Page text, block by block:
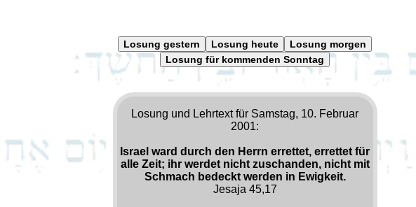
Losung gestern Losung heute
Losung morgen
Losung für kommenden Sonntag
Losung und Lehrtext für Samstag, 10. Februar
2001:
Israel ward durch den Herrn errettet, errettet für
alle Zeit; ihr werdet nicht zuschanden, nicht mit
Schmach bedeckt werden in Ewigkeit.
Jesaja 45,17